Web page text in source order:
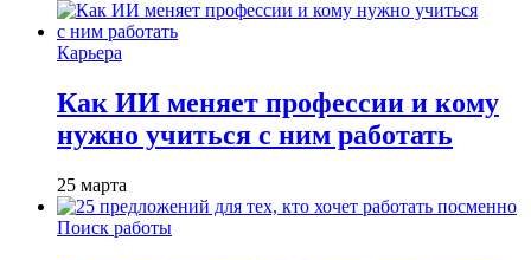
Карьера
Как ИИ меняет профессии и кому
нужно учиться с ним работать
25 марта
Поиск работы